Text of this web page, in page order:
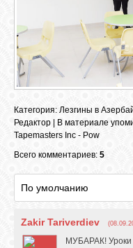
Категория: Лезгины в
Редактор
В материале
Tapemasters Inc - Pow
Всего комментариев: 5
Zakir Tariverdiev
МУБАРАК! Уроки